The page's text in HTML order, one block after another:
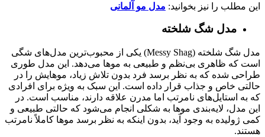
این مطلب را نیز بخوانید: مدل مو آلمانی
مدل شگ شلخته
مدل شگ شلخته (Messy Shag) یکی از محبوب‌ترین مدل‌های شگی
است که ظاهری بی‌نظم و طبیعی به موها می‌دهد. این مدل طوری
طراحی شده که به نظر برسد فرد بدون تلاش زیاد، موهایش را در
حالتی خاص و جذاب قرار داده است. این سبک به ویژه برای افرادی
که به استایل‌های نامرتب اما مدرن علاقه دارند، مناسب است. در
این مدل، لایه‌بندی موها به شکلی انجام می‌شود که حالتی طبیعی و
کمی ژولیده به وجود آید، بدون اینکه به نظر برسد موها کاملاً نامرتب
هستند.